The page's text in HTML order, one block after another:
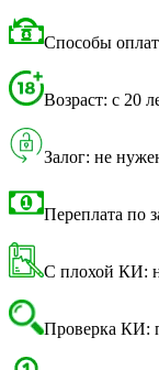
Способы
Возраст: с 20
Залог: не
Переплата по
С плохой КИ:
Проверка КИ: